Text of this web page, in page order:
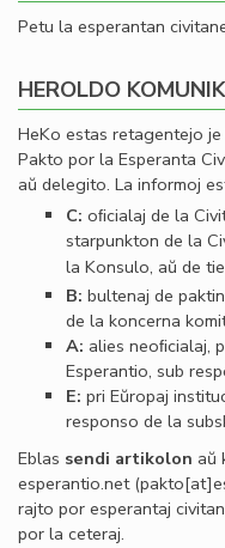
Petu la esperantan
HEROLDO
HeKo estas retagentejo
Pakto por la Esperanta
aŭ delegito. La informoj
C: oﬁcialaj de la
starpunkton de la
la Konsulo, aŭ de
B: bultenaj de
de la koncerna
A: alies neoﬁcialaj,
Esperantio, sub
E: pri Eŭropaj
responso de la
Eblas sendi artikolon aŭ
esperantio.net
rajto por esperantaj
por la ceteraj.